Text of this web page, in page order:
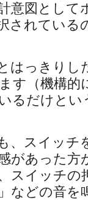
意図として
されている
はっきりし
す（機構的
るだけとい
、スイッチ
があった方
スイッチの
などの音を